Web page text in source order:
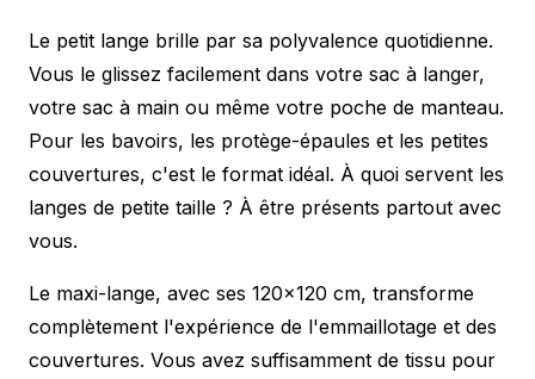
Le petit lange brille par sa polyvalence quotidienne.
Vous le glissez facilement dans votre sac à langer,
votre sac à main ou même votre poche de manteau.
Pour les bavoirs, les protège-épaules et les petites
couvertures, c'est le format idéal. À quoi servent les
langes de petite taille ? À être présents partout avec
vous.
Le maxi-lange, avec ses 120×120 cm, transforme
complètement l'expérience de l'emmaillotage et des
couvertures. Vous avez suffisamment de tissu pour